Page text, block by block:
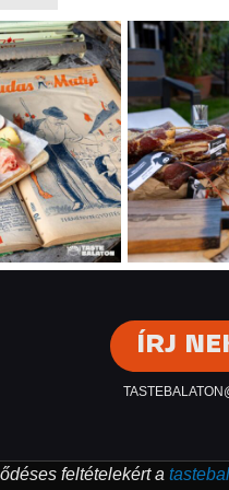
ÍRJ
feltételekért a